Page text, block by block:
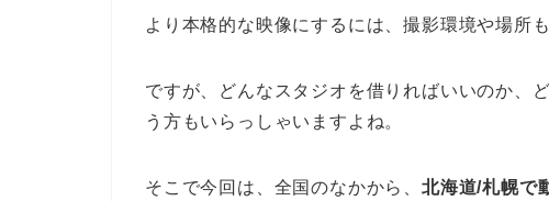
より本格的な映像にするには、撮影環境や場所
ですが、どんなスタジオを借りればいいのか、
う方もいらっしゃいますよね。
そこで今回は、全国のなかから、 北海道/札幌で